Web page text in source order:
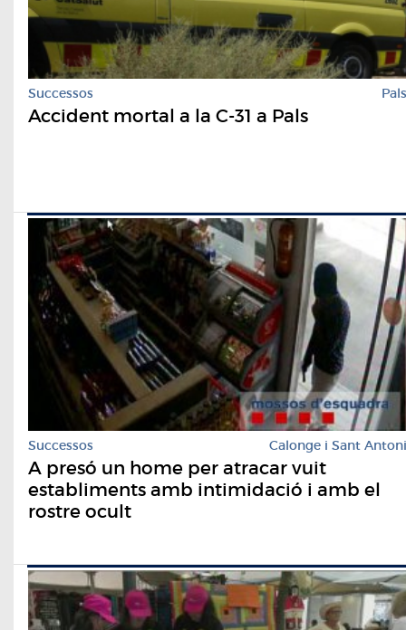
Successos Pals
Accident mortal a la C-31 a Pals
Successos Calonge i Sant Antoni
A presó un home per atracar vuit
establiments amb intimidació i amb el
rostre ocult